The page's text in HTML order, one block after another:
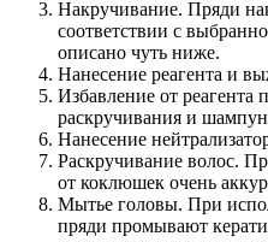
Накручивание. Пряди
соответствии с
описано чуть ниже.
Нанесение реагента и
Избавление от реагента
раскручивания и
Нанесение
Раскручивание волос.
от коклюшек очень
Мытье головы. При
пряди промывают